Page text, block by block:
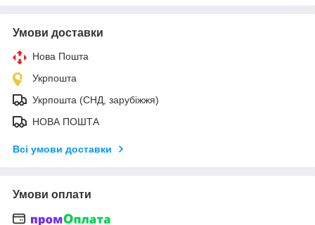
Умови доставки
Нова Пошта
Укрпошта
Укрпошта (СНД, зарубіжжя)
НОВА ПОШТА
Всі умови доставки
Умови оплати